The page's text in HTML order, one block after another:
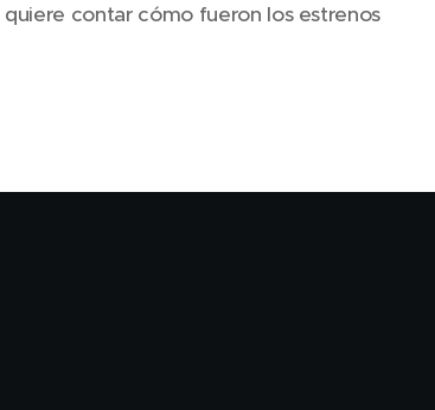
quiere contar cómo fueron los estrenos